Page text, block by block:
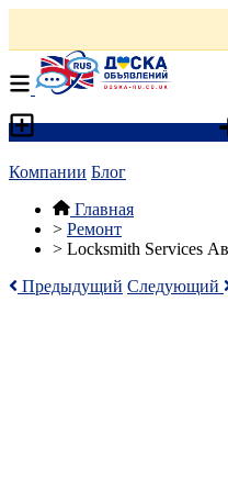
Компании Блог
Главная
> Ремонт
> Locksmith Services
Предыдущий Следующий